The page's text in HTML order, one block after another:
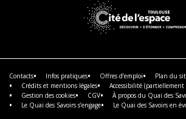
En
savoir
plus
Contacts Infos pratiques Offres d’emploi
Plan du
Crédits et mentions légales
Accessibilité (partiellement
Gestion des cookies
CGV
À propos du Quai des
Le Quai des Savoirs s’engage
Le Quai des Savoirs en